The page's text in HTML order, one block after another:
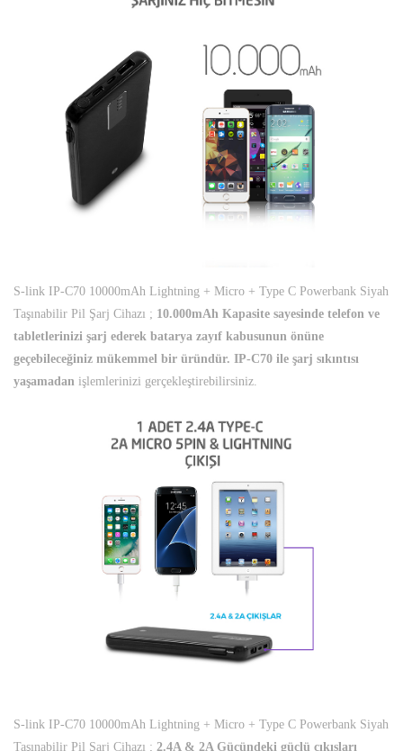
S-link IP-C70 10000mAh Lightning + Micro + Type C Powerbank Siyah
Taşınabilir Pil Şarj Cihazı ; 10.000mAh Kapasite sayesinde telefon ve
tabletlerinizi şarj ederek batarya zayıf kabusunun önüne
geçebileceğiniz mükemmel bir üründür. IP-C70 ile şarj sıkıntısı
yaşamadan işlemlerinizi gerçekleştirebilirsiniz.
S-link IP-C70 10000mAh Lightning + Micro + Type C Powerbank Siyah
Taşınabilir Pil Şarj Cihazı ; 2.4A & 2A Gücündeki güçlü çıkışları